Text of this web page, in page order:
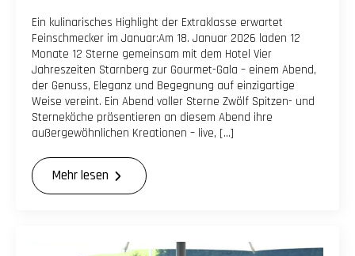
Ein kulinarisches Highlight der Extraklasse erwartet
Feinschmecker im Januar:Am 18. Januar 2026 laden 12
Monate 12 Sterne gemeinsam mit dem Hotel Vier
Jahreszeiten Starnberg zur Gourmet-Gala – einem Abend,
der Genuss, Eleganz und Begegnung auf einzigartige
Weise vereint. Ein Abend voller Sterne Zwölf Spitzen- und
Sterneköche präsentieren an diesem Abend ihre
außergewöhnlichen Kreationen – live, […]
Mehr lesen